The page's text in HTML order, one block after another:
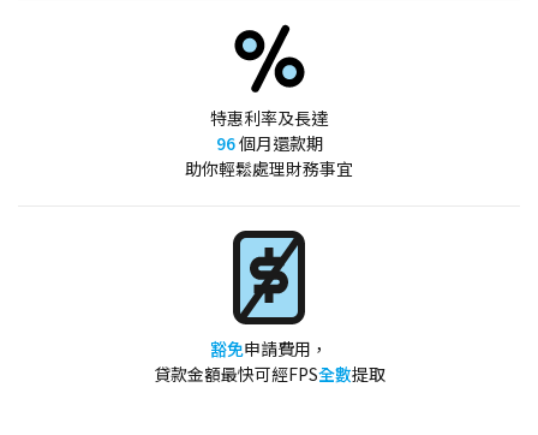
特惠利率及長達
96個月還款期
助你輕鬆處理財務事宜
豁免申請費用，
貸款金額最快可經FPS全數提取